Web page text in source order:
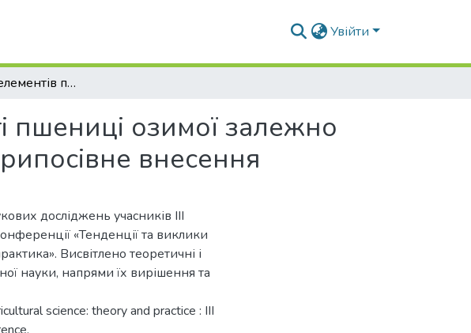
Увійти
Формування елементів продуктивності пшениці озимої залежно від впливу повільнодіючих добрив у припосівне внесення
пшениці озимої залежно
внесення
досліджень учасників IIІ
«Тенденції та виклики
Висвітлено теоретичні і
науки, напрями їх вирішення та
science: theory and practice : III